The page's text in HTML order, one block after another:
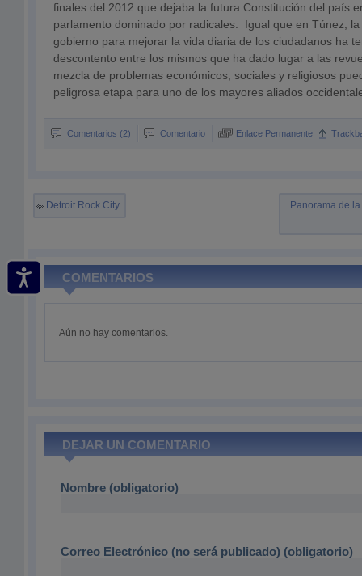
finales del 2012 que dejaba la futura Constitución del país
parlamento dominado por radicales. Igual que en Túnez,
gobierno para mejorar la vida diaria de los ciudadanos ha
descontento entre los mismos que ha dado lugar a las
mezcla de problemas económicos, sociales y religiosos
peligrosa etapa para uno de los mayores aliados
Comentarios (2) Comentario Enlace Permanente
Detroit Rock City Panorama de
COMENTARIOS
Aún no hay comentarios.
DEJAR UN COMENTARIO
Nombre (obligatorio)
Correo Electrónico (no será publicado) (obligatorio)